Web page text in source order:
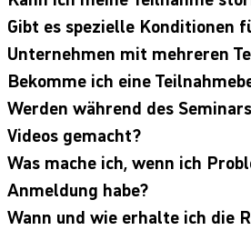
Gibt es spezielle Konditionen
Unternehmen mit mehreren
Bekomme ich eine
Werden während des
Videos gemacht?
Was mache ich, wenn ich
Anmeldung habe?
Wann und wie erhalte ich die